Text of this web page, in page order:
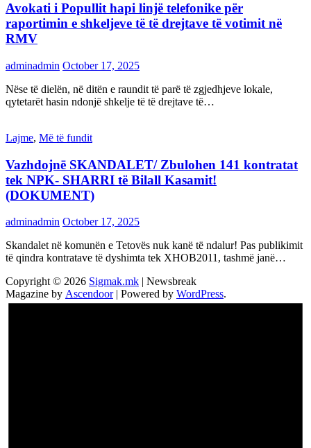
Avokati i Popullit hapi linjë telefonike për
raportimin e shkeljeve të të drejtave të votimit në
RMV
adminadmin October 17, 2025
Nëse të dielën, në ditën e raundit të parë të zgjedhjeve lokale,
qytetarët hasin ndonjë shkelje të të drejtave të…
Lajme, Më të fundit
Vazhdojnē SKANDALET/ Zbulohen 141 kontratat
tek NPK- SHARRI të Bilall Kasamit!
(DOKUMENT)
adminadmin October 17, 2025
Skandalet në komunën e Tetovës nuk kanë të ndalur! Pas publikimit
të qindra kontratave të dyshimta tek XHOB2011, tashmë janë…
Copyright © 2026 Sigmak.mk | Newsbreak
Magazine by Ascendoor| Powered by WordPress.